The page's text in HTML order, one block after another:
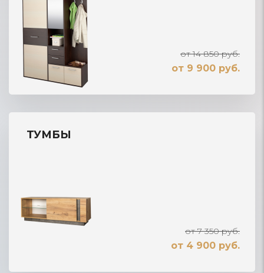
от 14 850 руб.
от 9 900 руб.
ТУМБЫ
от 7 350 руб.
от 4 900 руб.